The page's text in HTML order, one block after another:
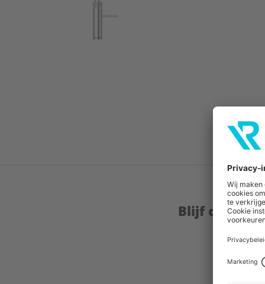
Blijf op de